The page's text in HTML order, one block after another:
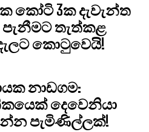
කෝටි 3ක දැවැන්ත
පැනීමට තැත්කළ
දැලට කොටුවෙයි!
නාඩගම:
දෙවෙනියා
පැමිණිල්ලක්!